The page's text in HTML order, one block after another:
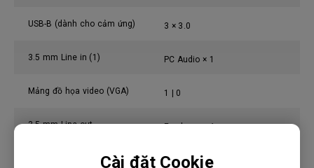
Cài đặt Cookie
USB-B (dành cho cảm ứng) 3 × 3.0
3.5 mm Line in (1) PC Audio × 1
Mảng đồ họa video (VGA) 1 | 0
3.5 mm Line out Earphone × 1
Khe cắm máy tính (OPS) 1